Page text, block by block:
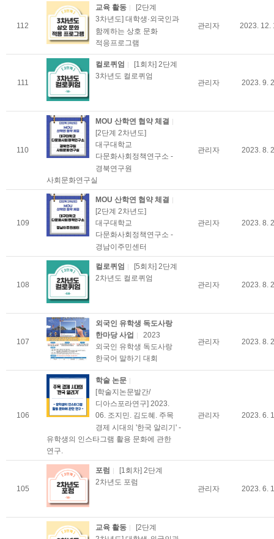
112
교육 활동
[2단계
3차년도] 대학생·외국인과
함께하는 상호 문화
적응프로그램
관리자 2023. 12.
111
컬로퀴엄
[1회차] 2단계
3차년도 컬로퀴엄
관리자 2023. 9.
110
MOU 산학연 협약 체결
[2단계 2차년도]
대구대학교
다문화사회정책연구소 -
경북연구원
사회문화연구실
관리자 2023. 8.
109
MOU 산학연 협약 체결
[2단계 2차년도]
대구대학교
다문화사회정책연구소 -
경남이주민센터
관리자 2023. 8.
108
컬로퀴엄
[5회차] 2단계
2차년도 컬로퀴엄
관리자 2023. 8.
107
외국인 유학생 독도사랑
한마당 사업
2023
외국인 유학생 독도사랑
한국어 말하기 대회
관리자 2023. 8.
106
학술 논문
[학술지논문발간/
디아스포라연구] 2023.
06. 조지민. 김도혜. 주목
경제 시대의 '한국 알리기' -
유학생의 인스타그램 활용 문화에 관한
연구.
관리자 2023. 6.
105
포럼
[1회차] 2단계
2차년도 포럼
관리자 2023. 6.
교육 활동
[2단계